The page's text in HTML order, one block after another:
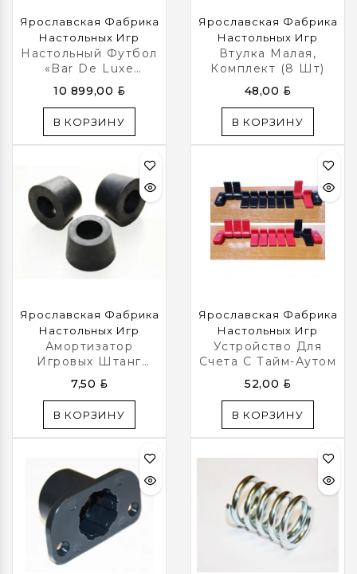
Ярославская Фабрика
Настольных Игр
Настольный Футбол
«Bar De Luxe
Classic»
10 899,00 BYN
В КОРЗИНУ
Ярославская Фабрика
Настольных Игр
Втулка Малая,
Комплект (8 Шт)
48,00 BYN
В КОРЗИНУ
Ярославская Фабрика
Настольных Игр
Амортизатор
Игровых Штанг
«Pro-Sport»
7,50 BYN
В КОРЗИНУ
Ярославская Фабрика
Настольных Игр
Устройство Для
Счета С Тайм-Аутом
52,00 BYN
В КОРЗИНУ